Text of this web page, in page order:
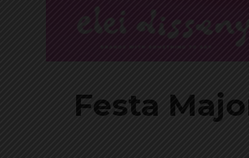
Festa